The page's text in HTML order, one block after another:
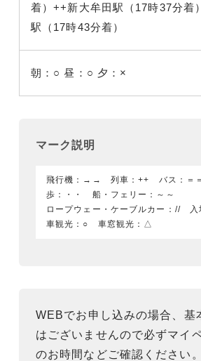
着）++新大牟田駅（17時37分着
駅（17時43分着）
朝：○ 昼：○ 夕：×
マーク説明
飛行機：→→ 列車：++ バス：＝
歩：・・ 船・フェリー：～～
ロープウェー・ケーブルカー：//
車観光：○ 車窓観光：△
WEBでお申し込みの場合、基
はございませんので必ずマイ
のお時間などご確認ください